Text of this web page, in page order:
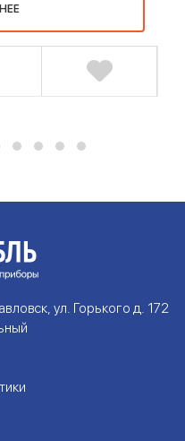
ул. Горького д. 172